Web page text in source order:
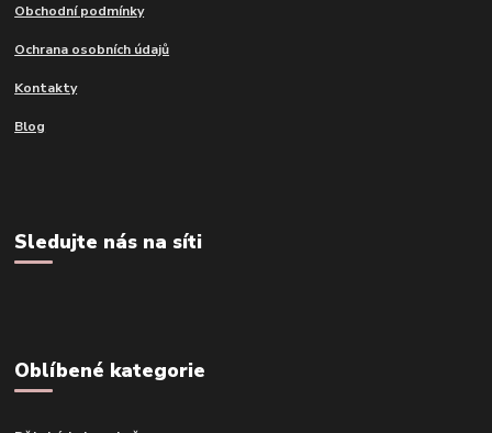
Obchodní podmínky
Ochrana osobních údajů
Kontakty
Blog
Sledujte nás na síti
Oblíbené kategorie